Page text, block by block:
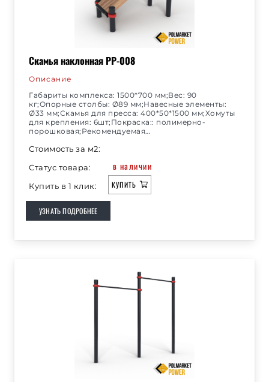
Скамья наклонная РР-008
Описание
Габариты комплекса: 1500*700 мм;Вес: 90
кг;Опорные столбы: Ø89 мм;Навесные элементы:
Ø33 мм;Скамья для пресса: 400*50*1500 мм;Хомуты
для крепления: 6шт;Покраска:: полимерно-
порошковая;Рекомендуемая…
Стоимость за м2:
Статус товара:
в наличии
Купить в 1 клик: КУПИТЬ
УЗНАТЬ ПОДРОБНЕЕ